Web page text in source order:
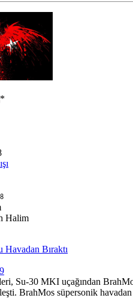
Bıraktı
Su-30 MKI uçağından
BrahMos süpersonik